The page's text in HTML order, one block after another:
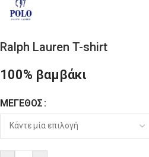
Ralph Lauren T-shirt
100% βαμβάκι
ΜΈΓΕΘΟΣ
Alternative: